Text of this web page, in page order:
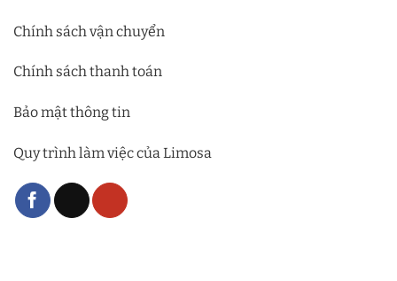
Chính sách vận chuyển
Chính sách thanh toán
Bảo mật thông tin
Quy trình làm việc của Limosa